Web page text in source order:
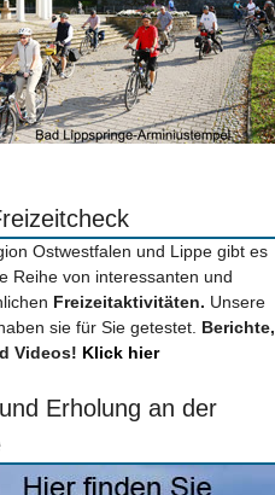
Ostwestfalen und Lippe gibt es
Reihe von interessanten und
Freizeitaktivitäten. Unsere
sie für Sie getestet. Berichte,
Videos! Klick hier
Erholung an der